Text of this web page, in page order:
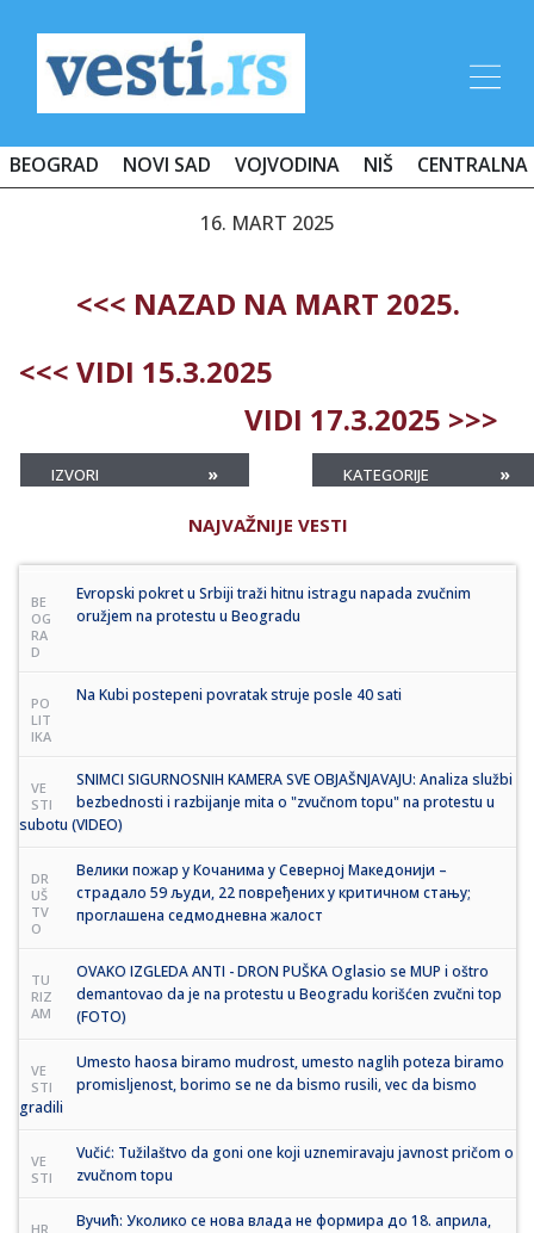
BEOGRAD NOVI SAD VOJVODINA NIŠ CENTRALNA
16. MART 2025
<<< NAZAD NA MART 2025.
<<< VIDI 15.3.2025
VIDI 17.3.2025 >>>
IZVORI » KATEGORIJE »
NAJVAŽNIJE VESTI
BE
OG
RA
D
Evropski pokret u Srbiji traži hitnu istragu napada zvučnim
oružjem na protestu u Beogradu
PO
LIT
IKA
Na Kubi postepeni povratak struje posle 40 sati
VE
STI
SNIMCI SIGURNOSNIH KAMERA SVE OBJAŠNJAVAJU: Analiza službi
bezbednosti i razbijanje mita o "zvučnom topu" na protestu u
subotu (VIDEO)
DR
UŠ
TV
O
Вeлики пожар у Кочанима у Северној Македонији –
страдало 59 људи, 22 повређених у критичном стању;
проглашена седмодневна жалост
TU
RIZ
AM
OVAKO IZGLEDA ANTI - DRON PUŠKA Oglasio se MUP i oštro
demantovao da je na protestu u Beogradu korišćen zvučni top
(FOTO)
VE
STI
Umesto haosa biramo mudrost, umesto naglih poteza biramo
promisljenost, borimo se ne da bismo rusili, vec da bismo
gradili
VE
STI
Vučić: Tužilaštvo da goni one koji uznemiravaju javnost pričom o
zvučnom topu
HR
Вучић: Уколико се нова влада не формира до 18. априла,